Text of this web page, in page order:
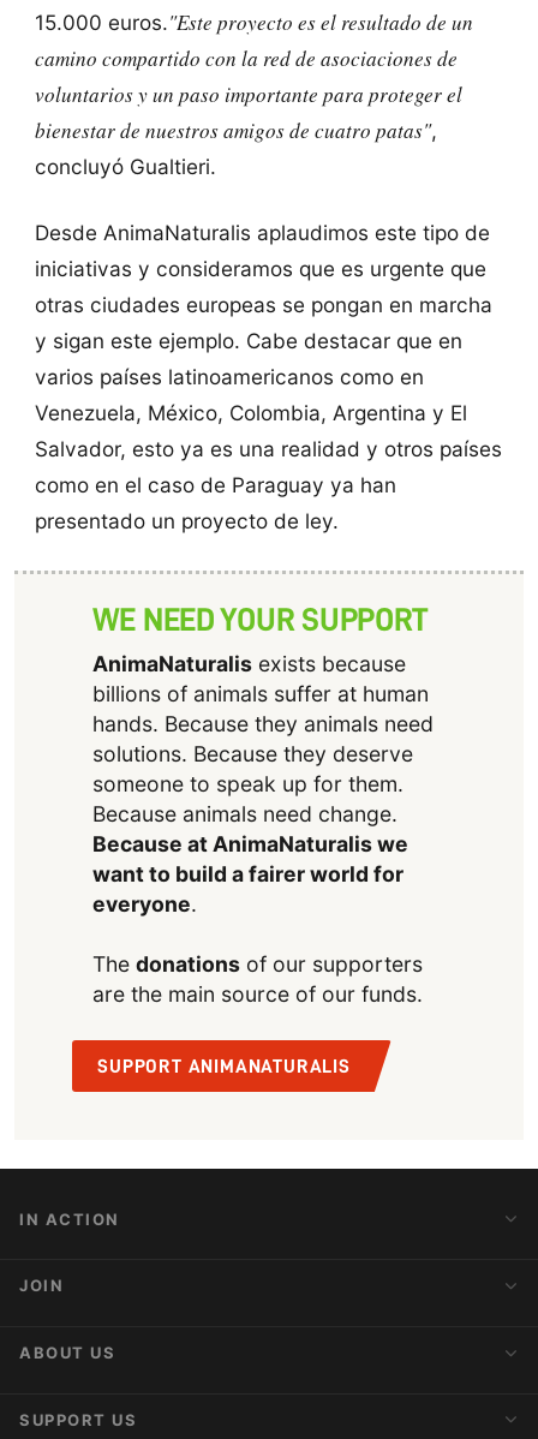
15.000 euros."Este proyecto es el resultado de un
camino compartido con la red de asociaciones de
voluntarios y un paso importante para proteger el
bienestar de nuestros amigos de cuatro patas",
concluyó Gualtieri.
Desde AnimaNaturalis aplaudimos este tipo de
iniciativas y consideramos que es urgente que
otras ciudades europeas se pongan en marcha
y sigan este ejemplo. Cabe destacar que en
varios países latinoamericanos como en
Venezuela, México, Colombia, Argentina y El
Salvador, esto ya es una realidad y otros países
como en el caso de Paraguay ya han
presentado un proyecto de ley.
WE NEED YOUR SUPPORT
AnimaNaturalisexists because
billions of animals suffer at human
hands. Because they animals need
solutions. Because they deserve
someone to speak up for them.
Because animals need change.
Because at AnimaNaturalis we
want to build a fairer world for
everyone.
The donationsof our supporters
are the main source of our funds.
SUPPORT ANIMANATURALIS
IN ACTION
Action Alerts
JOIN
Activist Network
ABOUT US
About AnimaNaturalis
SUPPORT US